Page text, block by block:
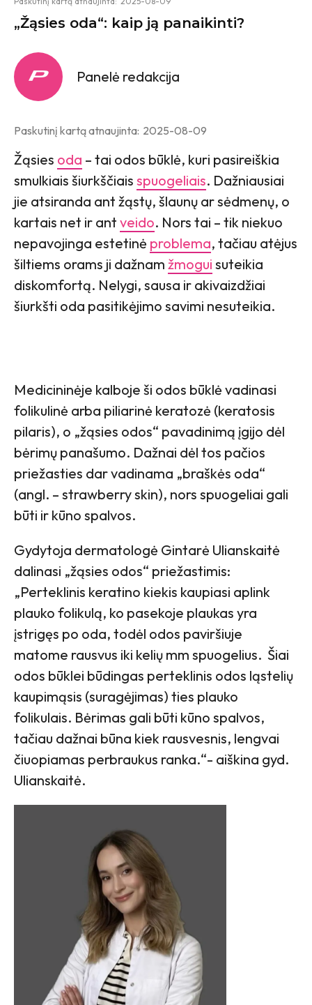
„Žąsies oda“: kaip ją panaikinti?
Panelė redakcija
Paskutinį kartą atnaujinta: 2025-08-09
Žąsies oda – tai odos būklė, kuri pasireiškia
smulkiais šiurkščiais spuogeliais. Dažniausiai
jie atsiranda ant žąstų, šlaunų ar sėdmenų, o
kartais net ir ant veido. Nors tai – tik niekuo
nepavojinga estetinė problema, tačiau atėjus
šiltiems orams ji dažnam žmogui suteikia
diskomfortą. Nelygi, sausa ir akivaizdžiai
šiurkšti oda pasitikėjimo savimi nesuteikia.
Medicininėje kalboje ši odos būklė vadinasi
folikulinė arba piliarinė keratozė (keratosis
pilaris), o „žąsies odos“ pavadinimą įgijo dėl
bėrimų panašumo. Dažnai dėl tos pačios
priežasties dar vadinama „braškės oda“
(angl. – strawberry skin), nors spuogeliai gali
būti ir kūno spalvos.
Gydytoja dermatologė Gintarė Ulianskaitė
dalinasi „žąsies odos“ priežastimis:
„Perteklinis keratino kiekis kaupiasi aplink
plauko folikulą, ko pasekoje plaukas yra
įstrigęs po oda, todėl odos paviršiuje
matome rausvus iki kelių mm spuogelius. Šiai
odos būklei būdingas perteklinis odos ląstelių
kaupimąsis (suragėjimas) ties plauko
folikulais. Bėrimas gali būti kūno spalvos,
tačiau dažnai būna kiek rausvesnis, lengvai
čiuopiamas perbraukus ranka.“- aiškina gyd.
Ulianskaitė.